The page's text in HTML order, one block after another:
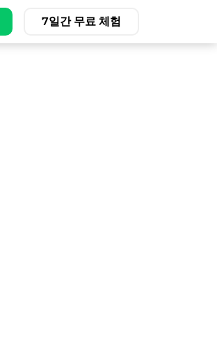
7일간 무료 체험